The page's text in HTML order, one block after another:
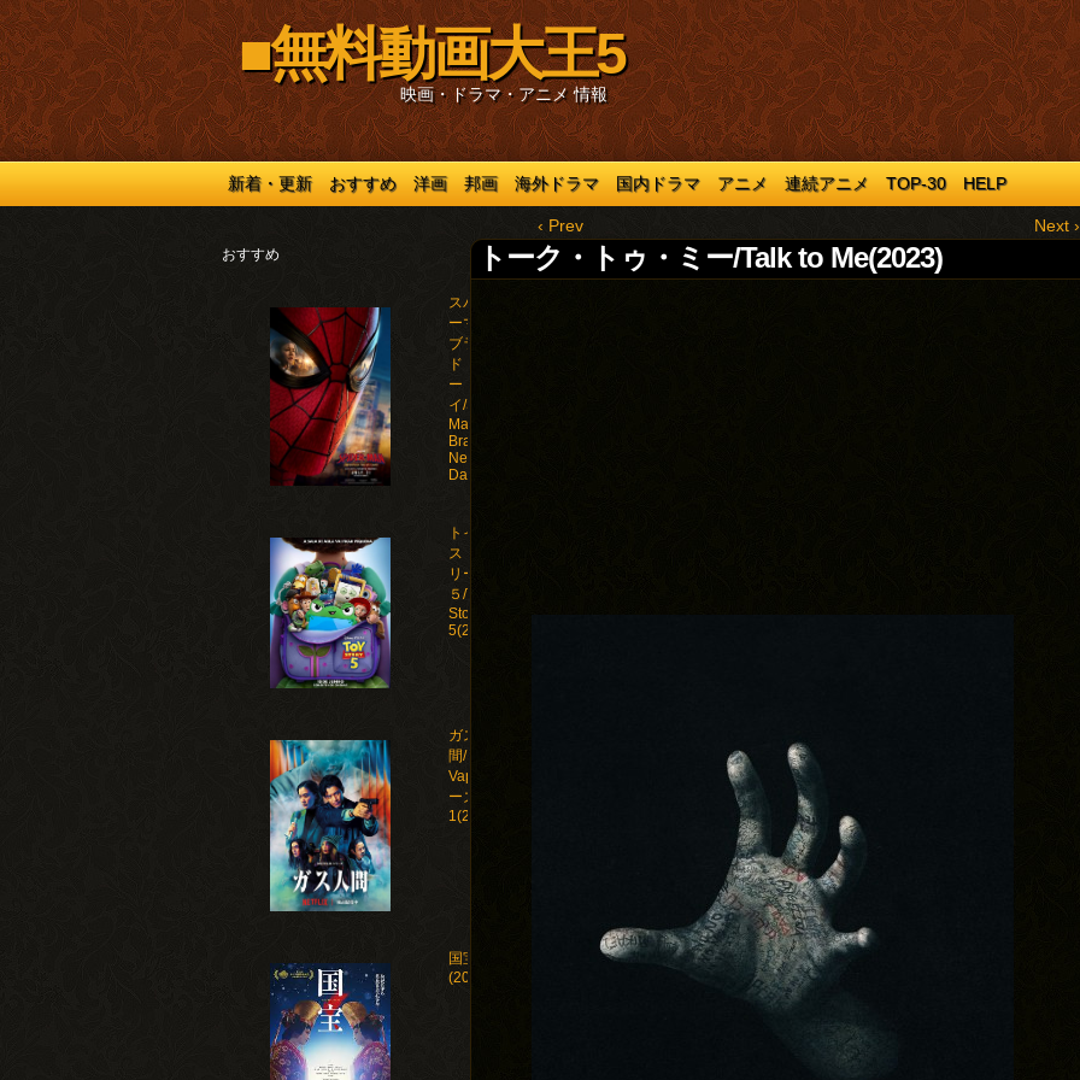
■無料動画大王5
映画・ドラマ・アニメ 情報
新着・更新 おすすめ 洋画 邦画 海外ドラマ 国内ドラマ アニメ 連続アニメ TOP-30 HELP
おすすめ
スパイダ
ーマン：
ブラン
ド・ニュ
ー・デ
イ/Spider-
Man:
Brand
New
Day(2026)
トイ・
ストー
リー
５/Toy
Story
5(2026)
ガス人
間/Human
Vapor シ
ーズン
1(2026)
国宝
(2025)
‹ Prev Next ›
トーク・トゥ・ミー/Talk to Me(2023)